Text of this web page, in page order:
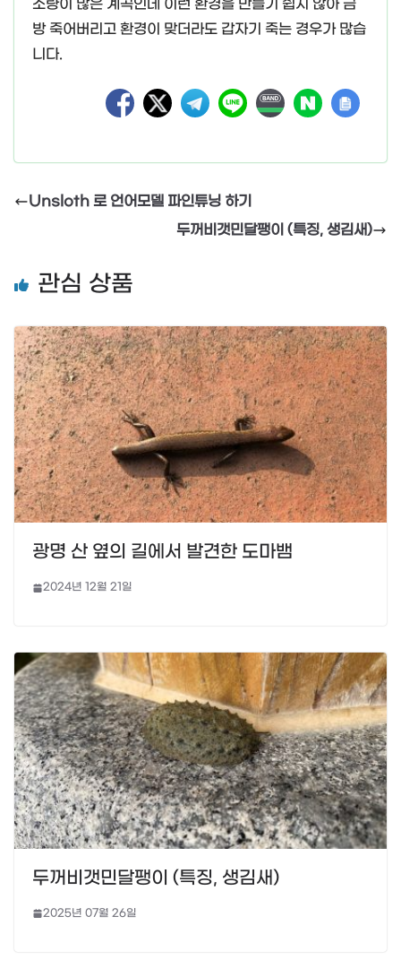
소량이 많은 계곡인데 이런 환경을 만들기 쉽지 않아 금
방 죽어버리고 환경이 맞더라도 갑자기 죽는 경우가 많습
니다.
Unsloth 로 언어모델 파인튜닝 하기
두꺼비갯민달팽이 (특징, 생김새)
관심 상품
광명 산 옆의 길에서 발견한 도마뱀
2024년 12월 21일
두꺼비갯민달팽이 (특징, 생김새)
2025년 07월 26일